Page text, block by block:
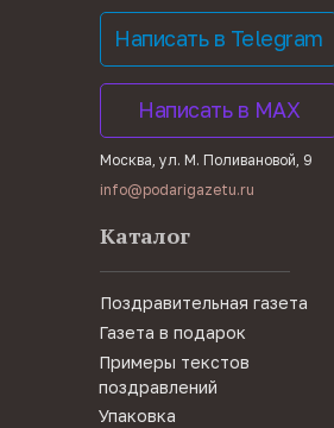
Москва, ул. М. Поливановой, 9
info@podarigazetu.ru
Каталог
Поздравительная газета
Газета в подарок
Упаковка
Примеры текстов
поздравлений
Написать в Telegram
Написать в MAX